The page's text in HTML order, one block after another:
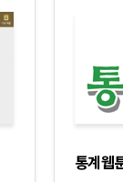
통계웹